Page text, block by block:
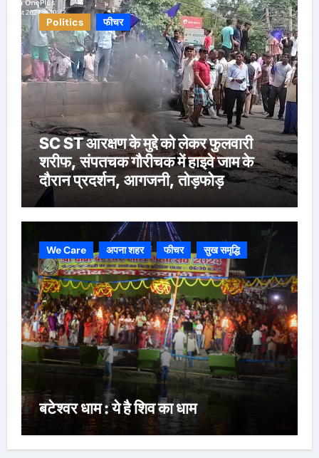
Politics फीचर
SC ST आरक्षण के मुद्दे को लेकर फुलवारी
शरीफ, संपतचक गौरीचक में हाइवे जाम के
दौरान प्रदर्शन, आगजनी, तोड़फोड़
We Care अपना शहर फीचर सुख समृद्धि
बटेश्वर धाम : ये है शिव का धाम